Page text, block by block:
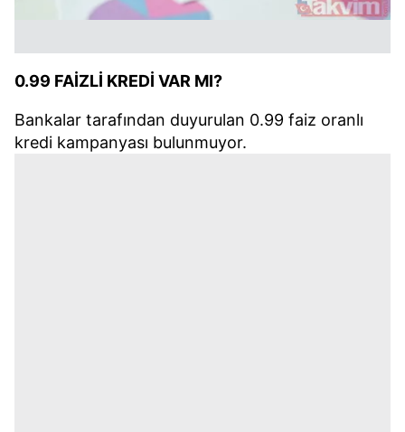
0.99 FAİZLİ KREDİ VAR MI?
Bankalar tarafından duyurulan 0.99 faiz oranlı
kredi kampanyası bulunmuyor.